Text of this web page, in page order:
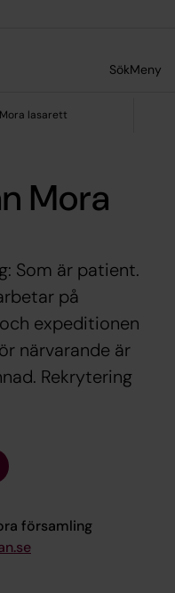
SökMeny
lasarett
Mora
Som är patient.
på
expeditionen
närvarande är
Rekrytering
församling